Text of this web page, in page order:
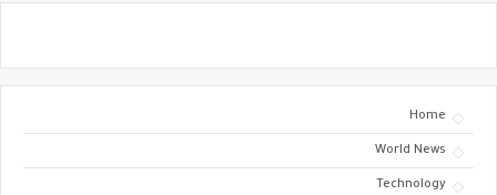
Home
World News
Technology